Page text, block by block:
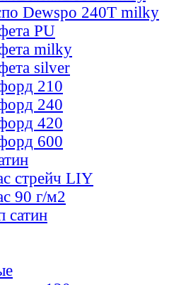
Dewspo 240T milky
PU
milky
silver
210
240
420
600
стрейч LIY
90 г/м2
сатин